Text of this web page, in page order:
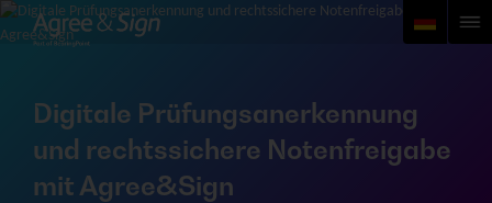
Digitale Prüfungsanerkennung
und rechtssichere Notenfreigabe
mit Agree&Sign